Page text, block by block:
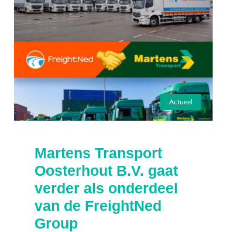
Actueel
Martens Transport
Oosterhout B.V. gaat
verder als onderdeel
van de FreightNed
Group